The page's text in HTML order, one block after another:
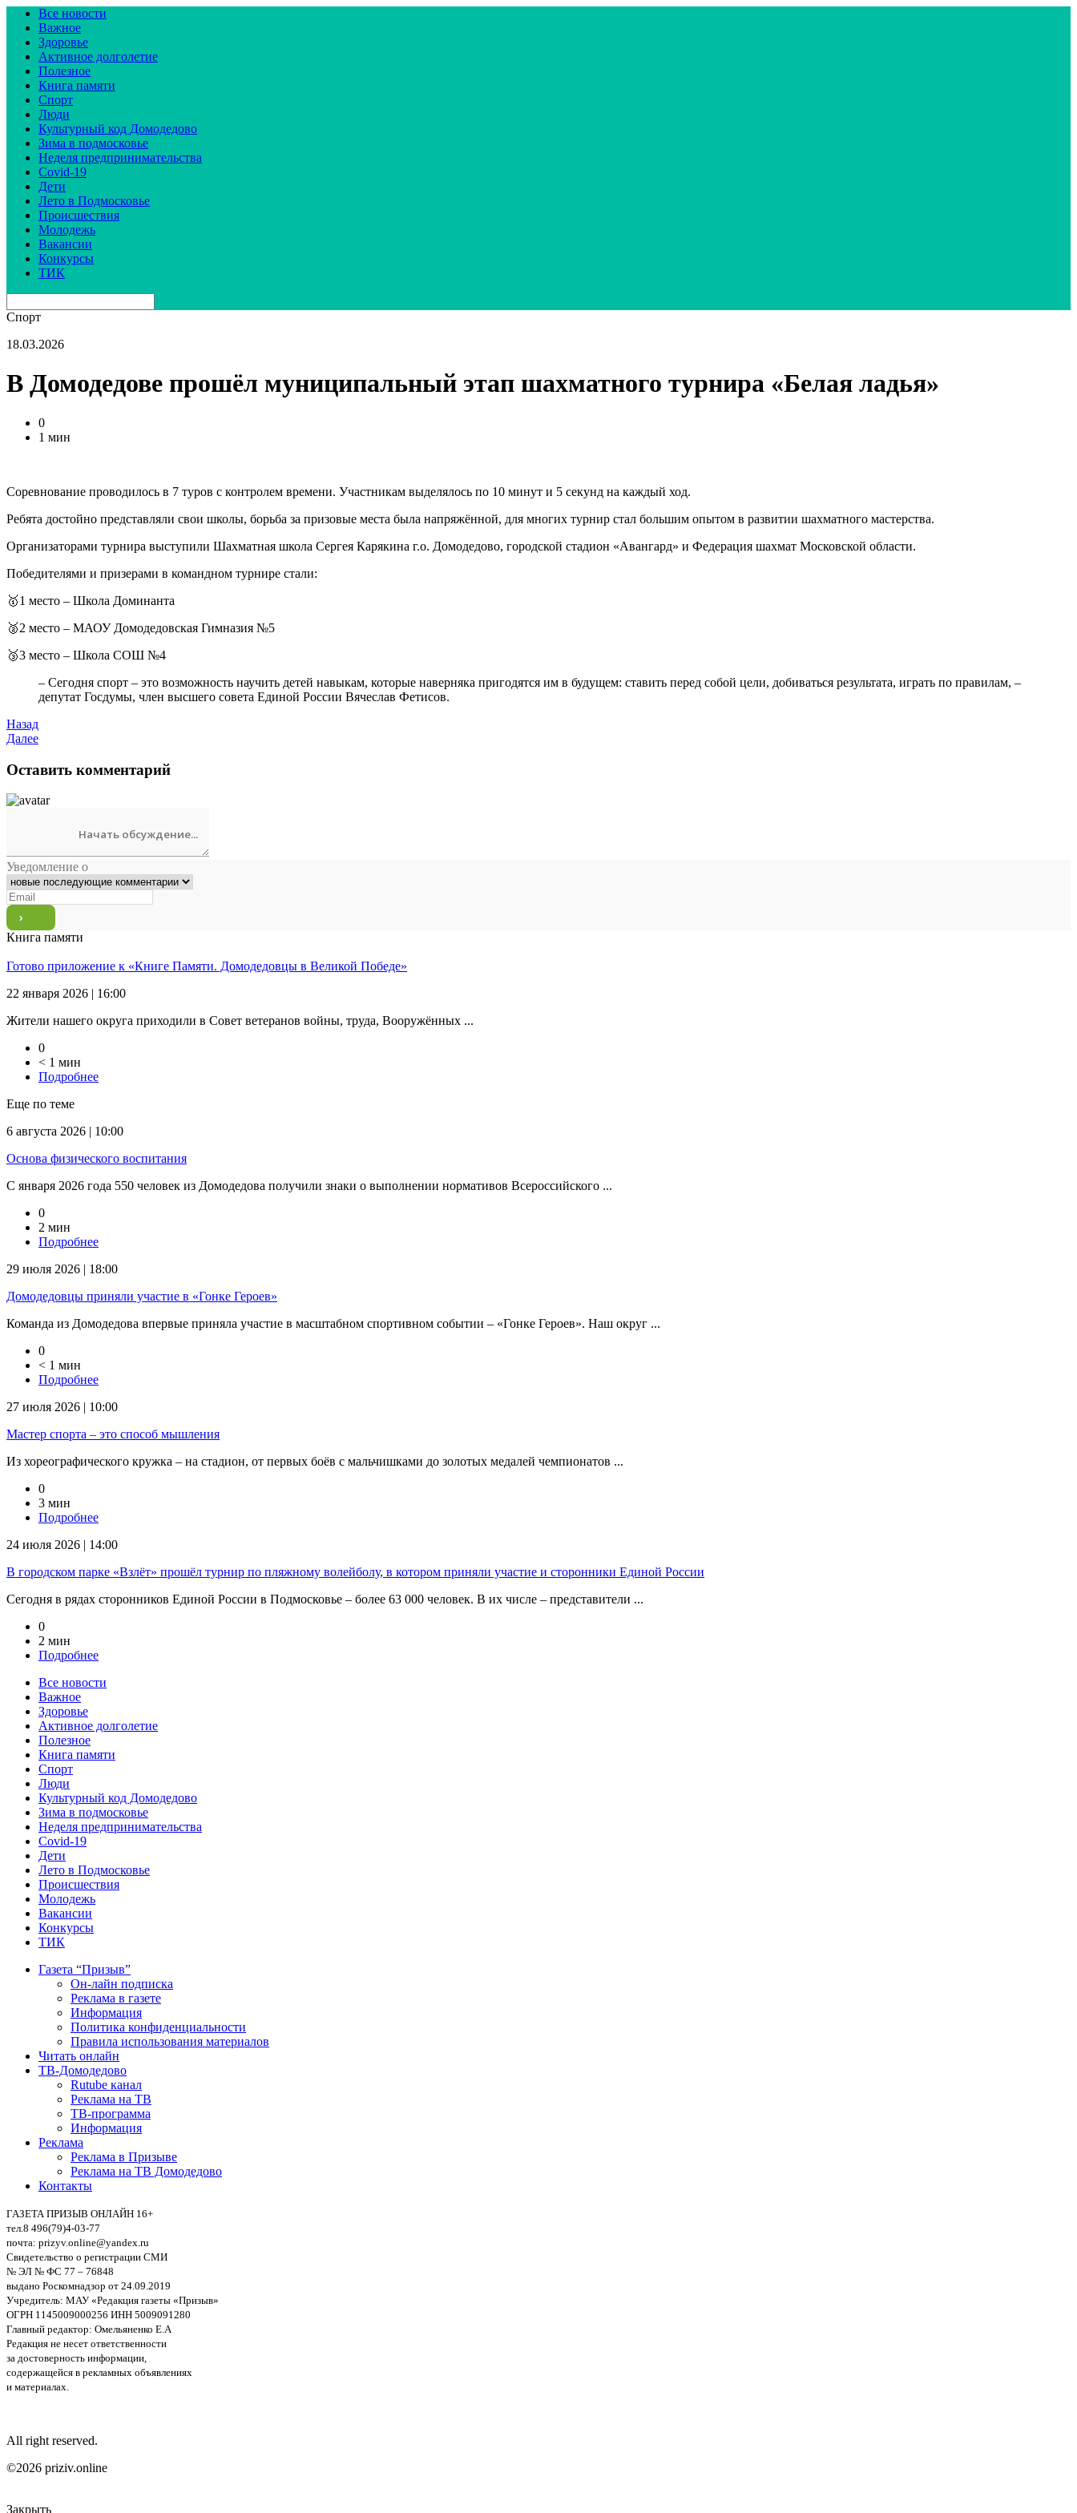
Все новости
Важное
Здоровье
Активное долголетие
Полезное
Книга памяти
Спорт
Люди
Культурный код Домодедово
Зима в подмосковье
Неделя предпринимательства
Covid-19
Дети
Лето в Подмосковье
Происшествия
Молодежь
Вакансии
Конкурсы
ТИК
Спорт
18.03.2026
В Домодедове прошёл муниципальный этап шахматного турнира «Белая ладья»
0
1 мин
Соревнование проводилось в 7 туров с контролем времени. Участникам выделялось по 10 минут и 5 секунд на каждый ход.
Ребята достойно представляли свои школы, борьба за призовые места была напряжённой, для многих турнир стал большим опытом в развитии шахматного мастерства.
Организаторами турнира выступили Шахматная школа Сергея Карякина г.о. Домодедово, городской стадион «Авангард» и Федерация шахмат Московской области.
Победителями и призерами в командном турнире стали:
🥇1 место – Школа Доминанта
🥈2 место – МАОУ Домодедовская Гимназия №5
🥉3 место – Школа СОШ №4
– Сегодня спорт – это возможность научить детей навыкам, которые наверняка пригодятся им в будущем: ставить перед собой цели, добиваться результата, играть по правилам, –
депутат Госдумы, член высшего совета Единой России Вячеслав Фетисов.
Назад
Далее
Оставить комментарий
Уведомление о
Книга памяти
Готово приложение к «Книге Памяти. Домодедовцы в Великой Победе»
22 января 2026 | 16:00
Жители нашего округа приходили в Совет ветеранов войны, труда, Вооружённых ...
0
< 1 мин
Подробнее
Еще по теме
6 августа 2026 | 10:00
Основа физического воспитания
С января 2026 года 550 человек из Домодедова получили знаки о выполнении нормативов Всероссийского ...
0
2 мин
Подробнее
29 июля 2026 | 18:00
Домодедовцы приняли участие в «Гонке Героев»
Команда из Домодедова впервые приняла участие в масштабном спортивном событии – «Гонке Героев». Наш округ ...
0
< 1 мин
Подробнее
27 июля 2026 | 10:00
Мастер спорта – это способ мышления
Из хореографического кружка – на стадион, от первых боёв с мальчишками до золотых медалей чемпионатов ...
0
3 мин
Подробнее
24 июля 2026 | 14:00
В городском парке «Взлёт» прошёл турнир по пляжному волейболу, в котором приняли участие и сторонники Единой России
Сегодня в рядах сторонников Единой России в Подмосковье – более 63 000 человек. В их числе – представители ...
0
2 мин
Подробнее
Все новости
Важное
Здоровье
Активное долголетие
Полезное
Книга памяти
Спорт
Люди
Культурный код Домодедово
Зима в подмосковье
Неделя предпринимательства
Covid-19
Дети
Лето в Подмосковье
Происшествия
Молодежь
Вакансии
Конкурсы
ТИК
Газета “Призыв”
Он-лайн подписка
Реклама в газете
Информация
Политика конфиденциальности
Правила использования материалов
Читать онлайн
ТВ-Домодедово
Rutube канал
Реклама на ТВ
ТВ-программа
Информация
Реклама
Реклама в Призыве
Реклама на ТВ Домодедово
Контакты
ГАЗЕТА ПРИЗЫВ ОНЛАЙН 16+
тел.8 496(79)4-03-77
почта: prizyv.online@yandex.ru
Свидетельство о регистрации СМИ
№ ЭЛ № ФС 77 – 76848
выдано Роскомнадзор от 24.09.2019
Учредитель: МАУ «Редакция газеты «Призыв»
ОГРН 1145009000256 ИНН 5009091280
Главный редактор: Омельяненко Е.А
Редакция не несет ответственности
за достоверность информации,
содержащейся в рекламных объявлениях
и материалах.
All right reserved.
©2026 priziv.online
Закрыть